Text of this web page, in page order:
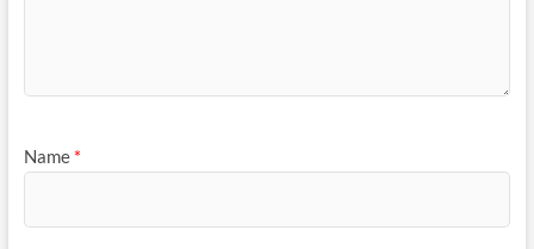
Name *